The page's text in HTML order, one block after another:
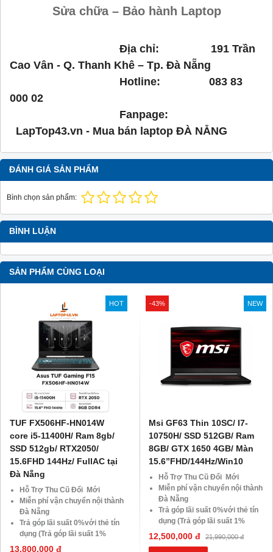
Sửa chữa – Bảo hành Laptop
Địa chỉ: 191 Trần
Cao Vân - Q. Thanh Khê – Tp. Đà Nẵng
Hotline: 083 83
000 02
Fanpage:
LapTop43.vn - Mua bán laptop ĐÀ NẴNG
ĐÁNH GIÁ SẢN PHẨM
Bình chọn sản phẩm:
BÌNH LUẬN
SẢN PHẨM CÙNG LOẠI
HOT
TUF FX506HF-HN014W
core i5-11400H/ Ram 8gb/
SSD 512gb/ RTX2050/
15.6FHD 144Hz/ FullAC tại
Đà Nẵng
Hỗ Trợ Thu Cũ Đổi Mới
Miễn phí vận chuyển nội thành
Đà Nẵng
Trả góp lãi suất 0%với thẻ tín
dụng (Trả góp lãi suất 1%
HDsaison - chỉ cần CMND
13,800,000 đ
-43% NEW
Msi GF63 Thin 10SC/ I7-
10750H/ SSD 512GB/ Ram
8GB/ GTX 1650 4GB/ Màn
15.6”FHD/144Hz/Win10
Hỗ Trợ Thu Cũ Đổi Mới
Miễn phí vận chuyển nội thành
Đà Nẵng
Trả góp lãi suất 0%với thẻ tín
dụng (Trả góp lãi suất 1%
HDsaison - chỉ cần CMND
BLX hoặc hộ khẩu gốc )
12,500,000 đ 21,990,000 đ